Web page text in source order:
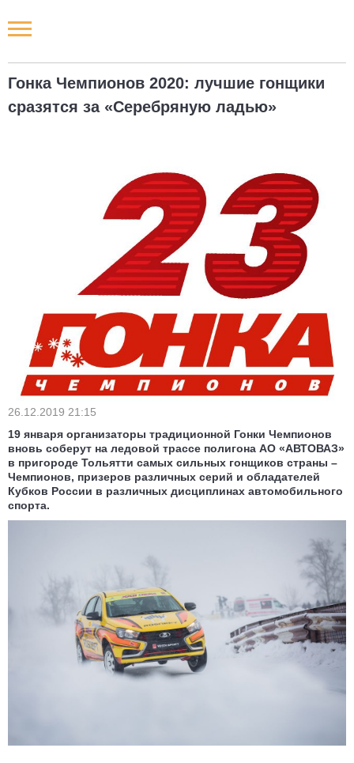
Гонка Чемпионов 2020: лучшие гонщики
сразятся за «Серебряную ладью»
26.12.2019 21:15
19 января организаторы традиционной Гонки Чемпионов
вновь соберут на ледовой трассе полигона АО «АВТОВАЗ»
в пригороде Тольятти самых сильных гонщиков страны –
Чемпионов, призеров различных серий и обладателей
Кубков России в различных дисциплинах автомобильного
спорта.
Новости РФ
Городские новости
Наши мероприятия